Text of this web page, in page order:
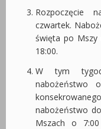
Rozpoczęcie
czwartek.
święta po
18:00.
W tym
nabożeństwo
nabożeństwo
Mszach o